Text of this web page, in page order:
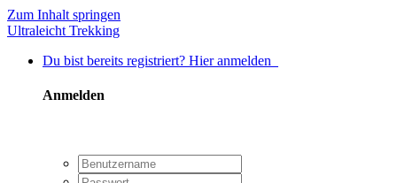
Zum Inhalt springen
Ultraleicht Trekking
Du bist bereits registriert? Hier anmelden
Anmelden